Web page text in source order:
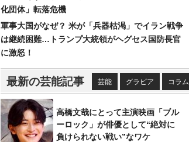
化団体」転落危機
軍事大国がなぜ？ 米が「兵器枯渇」でイラン戦争
は継続困難…トランプ大統領がヘグセス国防長官
に激怒！
最新の芸能記事 芸能 グラビア コラム
高橋文哉にとって主演映画「ブル
ーロック」が俳優として“絶対に
負けられない戦い”なワケ